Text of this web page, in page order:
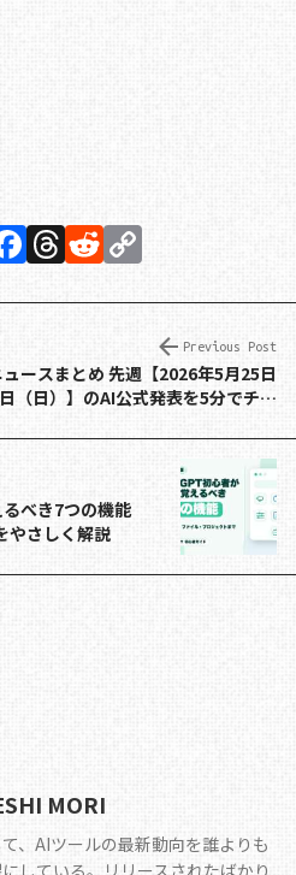
F
a
c
e
b
o
k
T
h
re
a
d
s
R
e
d
di
t
p
y
Li
n
Previous Post
ースまとめ 先週【2026年5月25日
（日）】のAI公式発表を5分でチェ
べき7つの機能
やさしく解説
MORI
、AIツールの最新動向を誰よりも
している。リリースされたばかり